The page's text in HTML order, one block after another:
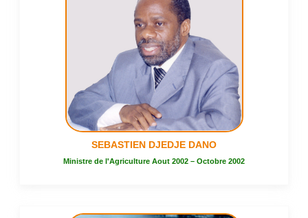
SEBASTIEN DJEDJE DANO
Ministre de l'Agriculture Aout 2002 – Octobre 2002